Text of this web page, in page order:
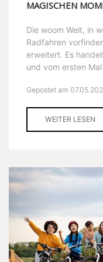
MAGISCHEN
Die woom Welt, in
Radfahren
erweitert. Es
und vom ersten
Gepostet am
WEITER LESEN